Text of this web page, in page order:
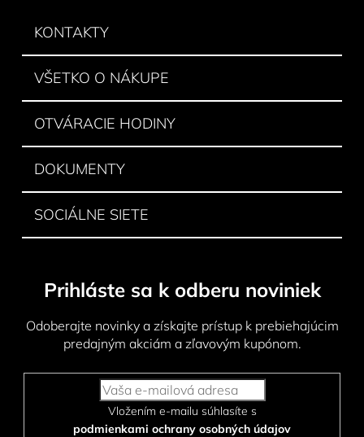
KONTAKTY
VŠETKO O NÁKUPE
OTVÁRACIE HODINY
DOKUMENTY
SOCIÁLNE SIETE
Prihláste sa k odberu noviniek
Odoberajte novinky a získajte prístup k prebiehajúcim
predajným akciám a zľavovým kupónom.
podmienkami ochrany osobných údajov